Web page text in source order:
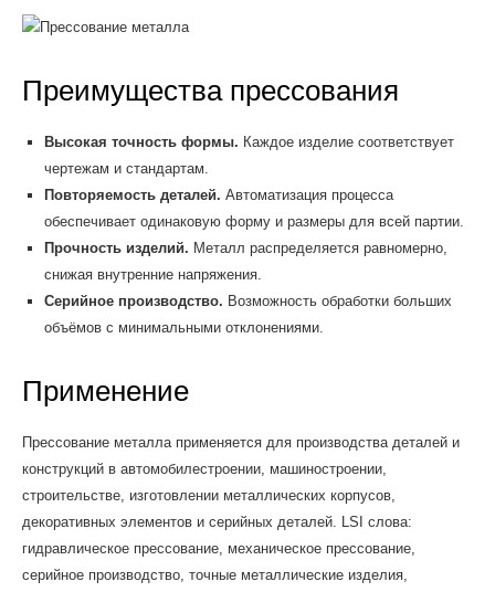
Преимущества прессования
Высокая точность формы. Каждое изделие соответствует
чертежам и стандартам.
Повторяемость деталей. Автоматизация процесса
обеспечивает одинаковую форму и размеры для всей партии.
Прочность изделий. Металл распределяется равномерно,
снижая внутренние напряжения.
Серийное производство. Возможность обработки больших
объёмов с минимальными отклонениями.
Применение
Прессование металла применяется для производства деталей и
конструкций в автомобилестроении, машиностроении,
строительстве, изготовлении металлических корпусов,
декоративных элементов и серийных деталей. LSI слова:
гидравлическое прессование, механическое прессование,
серийное производство, точные металлические изделия,